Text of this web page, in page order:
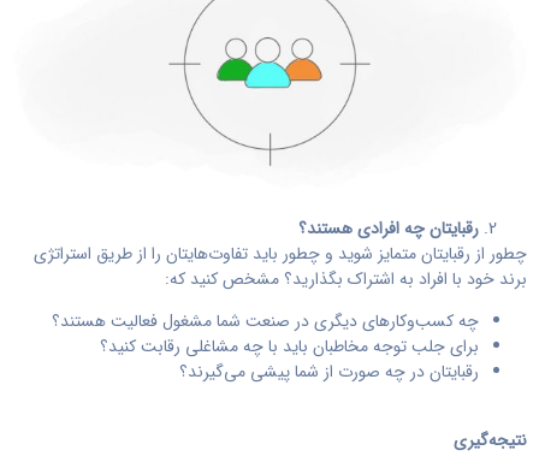
رقبایتان چه افرادی هستند؟
چطور از رقبایتان متمایز شوید و چطور باید تفاوت‌هایتان را از طریق استراتژی
برند خود با افراد به اشتراک بگذارید؟ مشخص کنید که:
چه کسب‌وکارهای دیگری در صنعت شما مشغول فعالیت هستند؟
برای جلب توجه مخاطبان باید با چه مشاغلی رقابت کنید؟
رقبایتان در چه صورت از شما پیشی می‌گیرند؟
نتیجه‌گیری